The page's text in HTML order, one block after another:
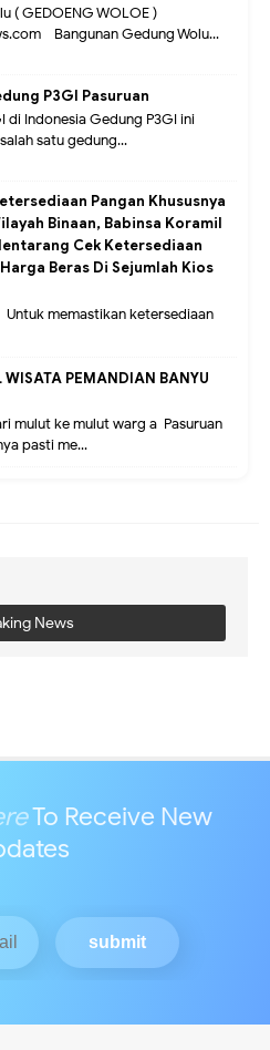
( GEDOENG WOLOE )
- Bangunan Gedung Wolu...
P3GI Pasuruan
di Indonesia Gedung P3GI ini
satu gedung...
Pangan Khususnya
Binaan, Babinsa Koramil
Cek Ketersediaan
Beras Di Sejumlah Kios
Untuk memastikan ketersediaan
WISATA PEMANDIAN BANYU
mulut ke mulut warg a Pasuruan
pasti me...
News
To Receive New